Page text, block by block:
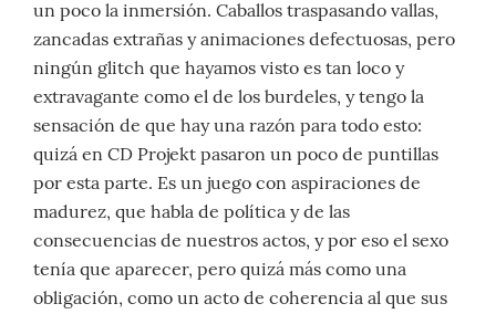
un poco la inmersión. Caballos traspasando vallas,
zancadas extrañas y animaciones defectuosas, pero
ningún glitch que hayamos visto es tan loco y
extravagante como el de los burdeles, y tengo la
sensación de que hay una razón para todo esto:
quizá en CD Projekt pasaron un poco de puntillas
por esta parte. Es un juego con aspiraciones de
madurez, que habla de política y de las
consecuencias de nuestros actos, y por eso el sexo
tenía que aparecer, pero quizá más como una
obligación, como un acto de coherencia al que sus